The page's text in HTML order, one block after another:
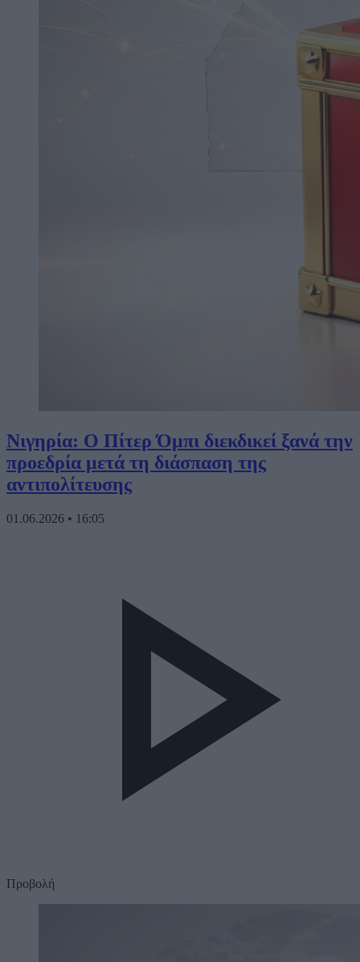
Νιγηρία: Ο Πίτερ Όμπι διεκδικεί ξανά την
προεδρία μετά τη διάσπαση της
αντιπολίτευσης
01.06.2026 • 16:05
Προβολή